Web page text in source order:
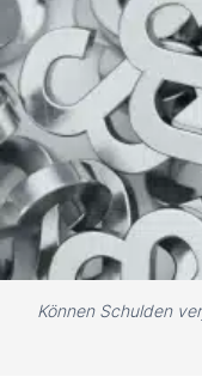
Können Schulden